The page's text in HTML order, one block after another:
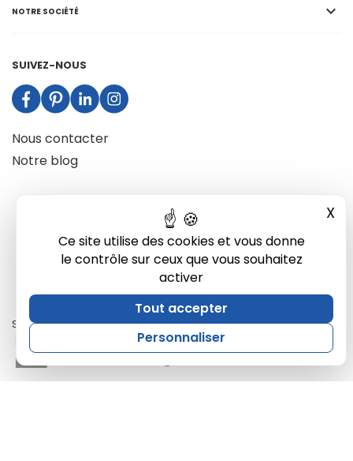
Ce site utilise des cookies et vous donne
le contrôle sur ceux que vous souhaitez
activer
Tout accepter
Personnaliser
X
NOTRE SOCIÉTÉ 
SUIVEZ-NOUS
Nous contacter
Notre blog
Site développé par Ukkotaz